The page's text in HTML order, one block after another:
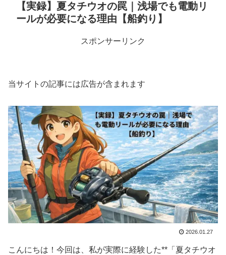
【実録】夏タチウオの罠｜浅場でも電動リ
ールが必要になる理由【船釣り】
スポンサーリンク
当サイトの記事には広告が含まれます
2026.01.27
こんにちは！今回は、私が実際に経験した**「夏タチウオ